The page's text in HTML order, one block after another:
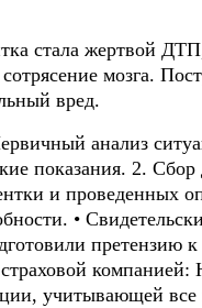
стала жертвой
мозга.
вред.
анализ
показания. 2.
и проведенных
•
претензию
учитывающей все